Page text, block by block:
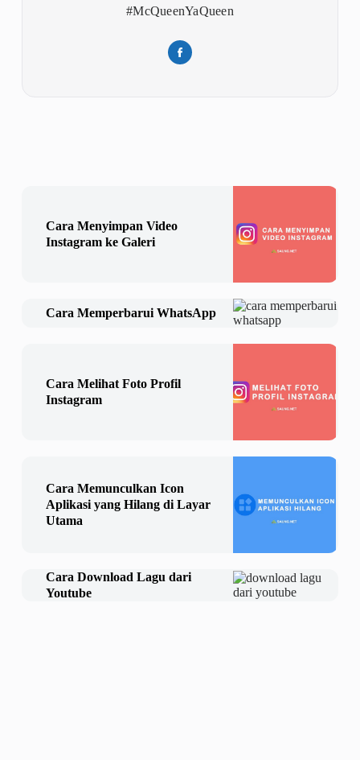
#McQueenYaQueen
Cara Menyimpan Video
Instagram ke Galeri
Cara Memperbarui WhatsApp
Cara Melihat Foto Profil
Instagram
Cara Memunculkan Icon
Aplikasi yang Hilang di Layar
Utama
Cara Download Lagu dari
Youtube